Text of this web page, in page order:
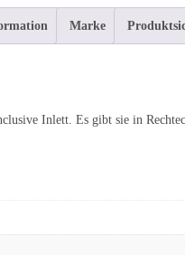
Marke
Inlett. Es gibt sie in